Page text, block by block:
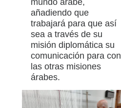
añadiendo que
trabajará para que así
sea a través de su
misión diplomática su
comunicación para con
las otras misiones
árabes.